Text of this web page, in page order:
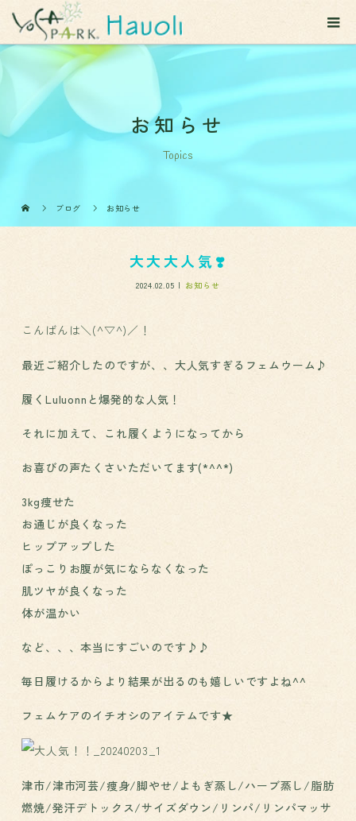
お知らせ
Topics
ブログ お知らせ
大大大人気❣️
2024.02.05 お知らせ
こんばんは＼(^▽^)／！
最近ご紹介したのですが、、大人気すぎるフェムウーム♪
履くLuluonnと爆発的な人気！
それに加えて、これ履くようになってから
お喜びの声たくさいただいてます(*^^*)
3kg痩せた
お通じが良くなった
ヒップアップした
ぽっこりお腹が気にならなくなった
肌ツヤが良くなった
体が温かい
など、、、本当にすごいのです♪♪
毎日履けるからより結果が出るのも嬉しいですよね^^
フェムケアのイチオシのアイテムです★
津市/津市河芸/痩身/脚やせ/よもぎ蒸し/ハーブ蒸し/脂肪
燃焼/発汗デトックス/サイズダウン/リンパ/リンパマッサ